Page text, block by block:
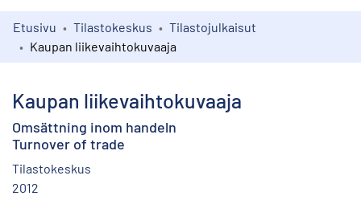
Kokoelmat
Etusivu Tilastokeskus
Tilastojulkaisut
Kaupan liikevaihtokuvaaja
Kaupan liikevaihtokuvaaja
Omsättning inom handeln
Turnover of trade
Tilastokeskus
2012